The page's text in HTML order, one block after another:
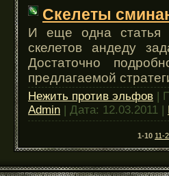
Скелеты
И еще одна статья
скелетов андеду
Достаточно
предлагаемой
Нежить против эльфов |
Admin | Дата: 12.03.2011 |
1-10 11-